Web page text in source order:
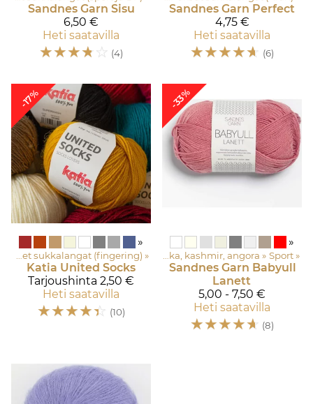
Sandnes Garn Sisu
6,50 €
Heti saatavilla
☆☆☆☆ ☆ (4)
Sandnes Garn Perfect
4,75 €
Heti saatavilla
☆☆☆☆☆ (6)
-17%
»
Ohuet sukkalangat (fingering) ‪»
Katia United Socks
Tarjoushinta 2,50 €
Heti saatavilla
☆☆☆☆☆ (10)
-33%
»
Asustelangat: Merinovilla, silkki, mohair, alpakka, kashmir, angora ‪» Sport ‪»
Sandnes Garn Babyull
Lanett
5,00 - 7,50 €
Heti saatavilla
☆☆☆☆☆ (8)